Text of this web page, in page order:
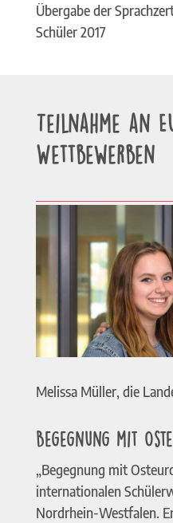
Übergabe der
Schüler 2017
Teilnahme an
Wettbewerben
Melissa Müller, die
Begegnung mit
„Begegnung mit
internationalen
Nordrhein-Westfalen.